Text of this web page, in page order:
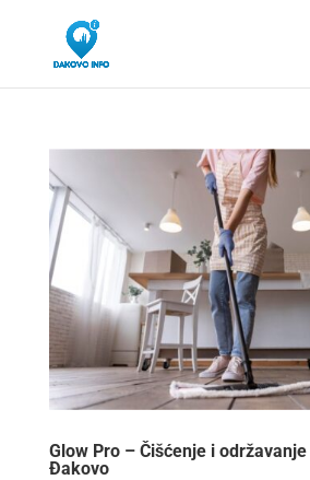
Glow Pro – Čišćenje i
Đakovo